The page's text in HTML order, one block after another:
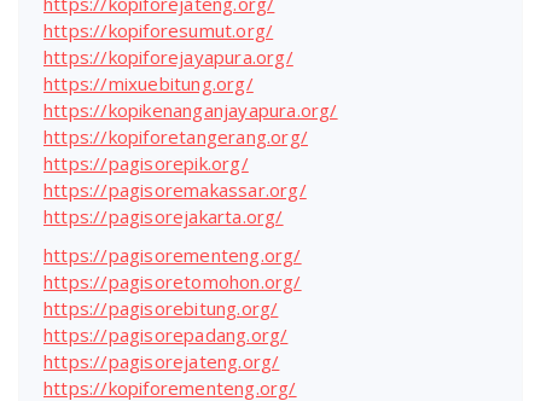
https://kopiforesumut.org/
https://kopiforejayapura.org/
https://mixuebitung.org/
https://kopikenanganjayapura.org/
https://kopiforetangerang.org/
https://pagisorepik.org/
https://pagisoremakassar.org/
https://pagisorejakarta.org/
https://pagisorementeng.org/
https://pagisoretomohon.org/
https://pagisorebitung.org/
https://pagisorepadang.org/
https://pagisorejateng.org/
https://kopiforementeng.org/